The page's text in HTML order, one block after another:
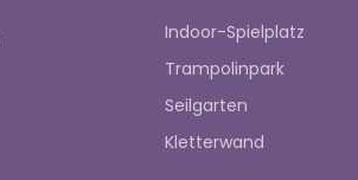
Indoor-Spielplatz
Trampolinpark
Seilgarten
Kletterwand